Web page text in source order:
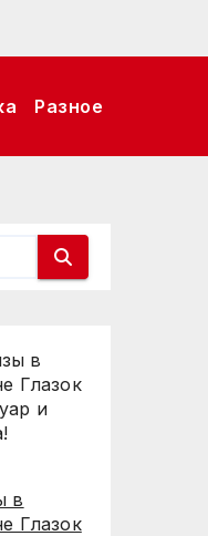
Разное
в
Глазок